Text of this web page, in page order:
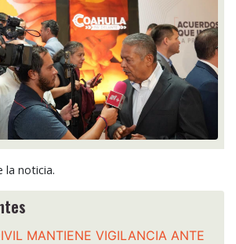
noticia.
MANTIENE VIGILANCIA ANTE